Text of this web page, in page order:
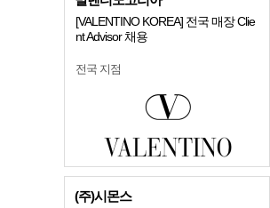
[VALENTINO KOREA] 전국 매장 Clie
nt Advisor 채용
전국 지점
(주)시몬스